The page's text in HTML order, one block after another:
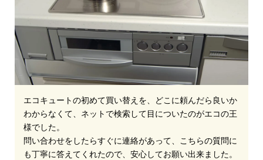
エコキュートの初めて買い替えを、どこに頼んだら良いか
わからなくて、ネットで検索して目についたのがエコの王
様でした。
問い合わせをしたらすぐに連絡があって、こちらの質問に
も丁寧に答えてくれたので、安心してお願い出来ました。